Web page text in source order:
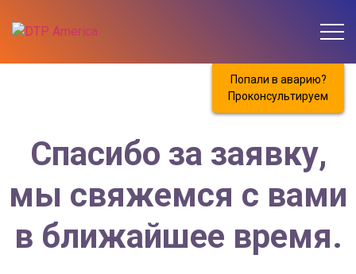
Попали в аварию?
Проконсультируем
Спасибо за заявку,
мы свяжемся с вами
в ближайшее время.